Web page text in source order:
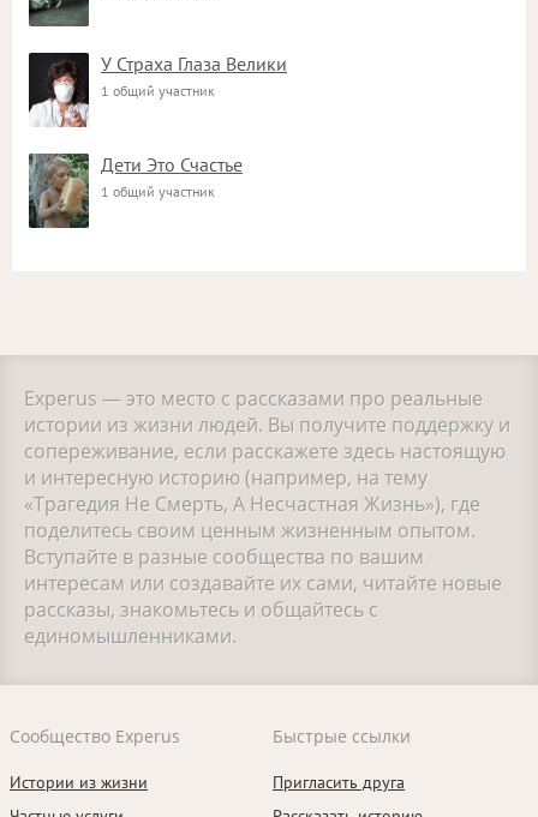
У Страха Глаза Велики
1 общий участник
Дети Это Счастье
1 общий участник
Experus — это место с рассказами про реальные
истории из жизни людей. Вы получите поддержку и
сопереживание, если расскажете здесь настоящую
и интересную историю (например, на тему
«Трагедия Не Смерть, А Несчастная Жизнь»), где
поделитесь своим ценным жизненным опытом.
Вступайте в разные сообщества по вашим
интересам или создавайте их сами, читайте новые
рассказы, знакомьтесь и общайтесь с
единомышленниками.
Сообщество Experus
Истории из жизни
Быстрые ссылки
Пригласить друга